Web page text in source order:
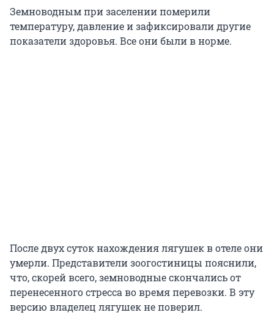
Земноводным при заселении померили
температуру, давление и зафиксировали другие
показатели здоровья. Все они были в норме.
После двух суток нахождения лягушек в отеле они
умерли. Представители зоогостиницы пояснили,
что, скорей всего, земноводные скончались от
перенесенного стресса во время перевозки. В эту
версию владелец лягушек не поверил.